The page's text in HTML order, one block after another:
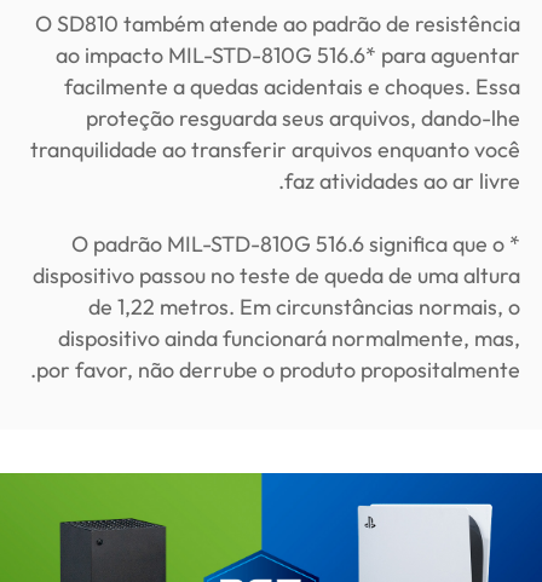
O SD810 também atende ao padrão de resistência
ao impacto MIL-STD-810G 516.6* para aguentar
facilmente a quedas acidentais e choques. Essa
proteção resguarda seus arquivos, dando-lhe
tranquilidade ao transferir arquivos enquanto você
faz atividades ao ar livre.
* O padrão MIL-STD-810G 516.6 significa que o
dispositivo passou no teste de queda de uma altura
de 1,22 metros. Em circunstâncias normais, o
dispositivo ainda funcionará normalmente, mas,
por favor, não derrube o produto propositalmente.